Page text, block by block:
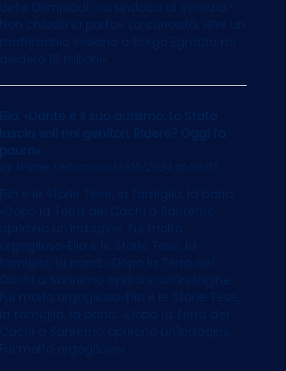
delle Olimpiadi: «Io sindaco di Venezia?
Non chiudo la porta». La curiosità: «Per un
matrimonio indiano a Borgo Egnazia mi
diedero 18 milioni»
Elio: «Dante e il suo autismo. Lo Stato
lascia soli noi genitori. Ridere? Oggi fa
paura»
by Walter Veltronion 13/05/2024 at 06:03
Elio e le Storie Tese, la famiglia, la band.
«Dopo la Terra dei Cachi a Sanremo
aprirono un'indagine. Fui molto
orgoglioso»Elio e le Storie Tese, la
famiglia, la band. «Dopo la Terra dei
Cachi a Sanremo aprirono un'indagine.
Fui molto orgoglioso»Elio e le Storie Tese,
la famiglia, la band. «Dopo la Terra dei
Cachi a Sanremo aprirono un'indagine.
Fui molto orgoglioso»